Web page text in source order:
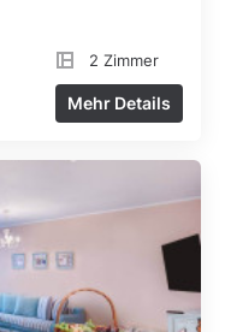
2 Zimmer
Mehr Details